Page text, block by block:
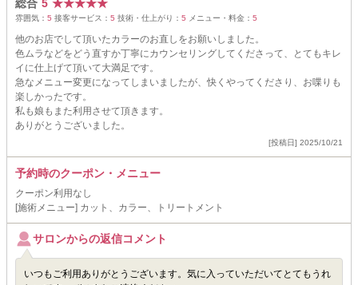
総合 5 ★★★★★
雰囲気： 5 接客サービス： 5 技術・仕上がり： 5 メニュー・料金： 5
他のお店でして頂いたカラーのお直しをお願いしました。
色ムラなどをどう直すか丁寧にカウンセリングしてくださって、とてもキレ
イに仕上げて頂いて大満足です。
急なメニュー変更になってしまいましたが、快くやってくださり、お喋りも
楽しかったです。
私も娘もまた利用させて頂きます。
ありがとうございました。
[投稿日] 2025/10/21
予約時のクーポン・メニュー
クーポン利用なし
[施術メニュー] カット、カラー、トリートメント
サロンからの返信コメント
いつもご利用ありがとうございます。気に入っていただいてとてもうれ